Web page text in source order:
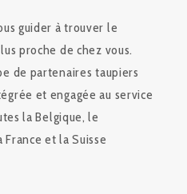
guider à trouver le
proche de chez vous.
de partenaires taupiers
et engagée au service
la Belgique, le
et la Suisse